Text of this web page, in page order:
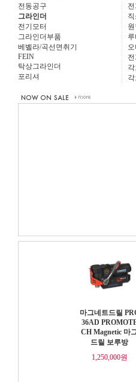
전동공구
그라인더
전기모터
그라인더부품
베벨라/곡선면취기
FEIN
탁상그라인더
포리셔
루
각
마그네트드릴
36AD
CH Magnetic 마
드릴 보루방
1,250,000원